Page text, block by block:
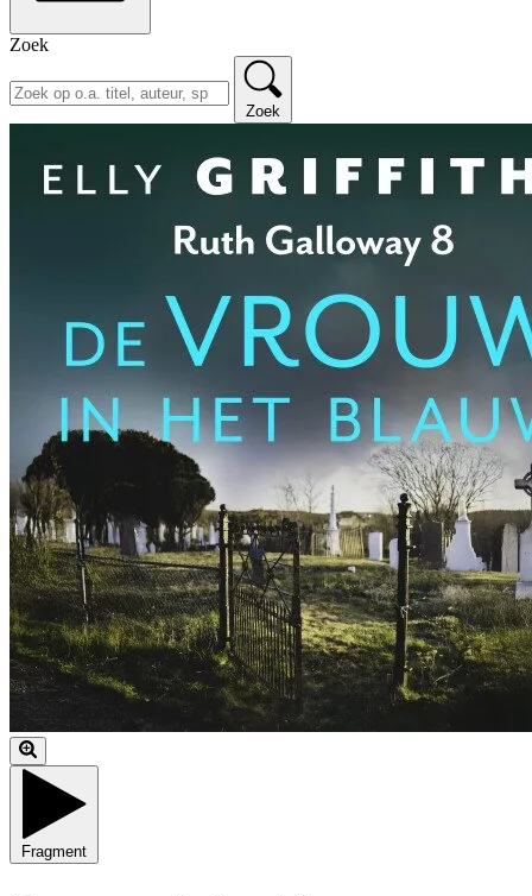
Zoek
Zoek
Fragment